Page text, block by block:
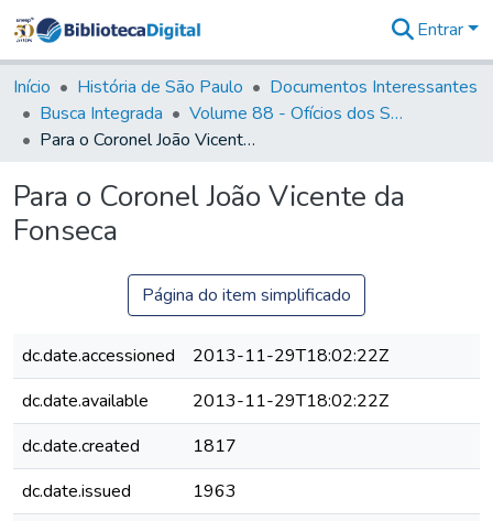
&
Coleções
Tudo na
Biblioteca
Estatísticas
Entrar
Início História de São Paulo
Documentos Interessantes
Busca Integrada
Volume 88 - Ofícios dos Senhores Governadores Interinos da Capitania de São Paulo (1817- 1819)
Para o Coronel João Vicente da Fonseca
Para o Coronel João Vicente da
Fonseca
Página do item simplificado
dc.date.accessioned
2013-11-29T18:02:22Z
dc.date.available
2013-11-29T18:02:22Z
dc.date.created
1817
dc.date.issued
1963